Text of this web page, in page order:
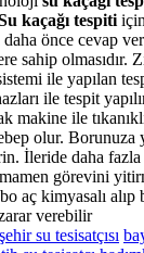
kaçağı tespiti
önce cevap
olmasıdır.
ile yapılan
ile tespit
ile
olur.
İleride daha
görevini
aç kimyasalı
verebilir
su tesisatçısı